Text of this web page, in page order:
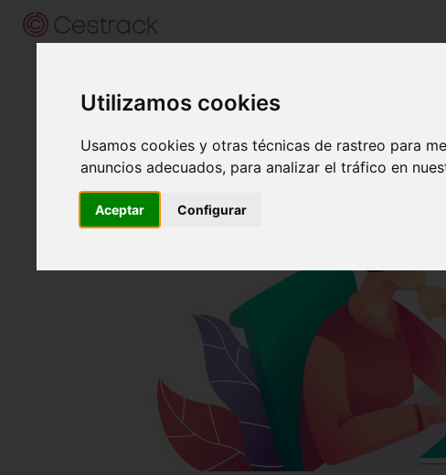
Utilizamos cookies
Usamos cookies y otras técnicas de rastreo para
anuncios adecuados, para analizar el tráfico en
Aceptar Configurar
¿Por qué Cestrack?